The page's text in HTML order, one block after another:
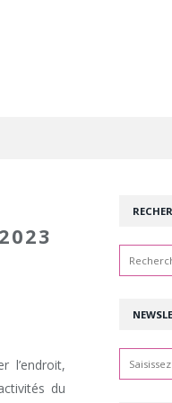
l’endroit,
du